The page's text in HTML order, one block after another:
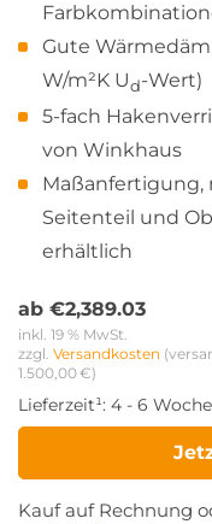
Gute
W/m²K Ud-Wert)
5-fach
von Winkhaus
Maßanfertigung,
Seitenteil und
erhältlich
ab €2,389.03
inkl. 19 % MwSt.
zzgl. Versandkosten
1.500,00 €)
Lieferzeit¹: 4 - 6
Kauf auf Rechnung